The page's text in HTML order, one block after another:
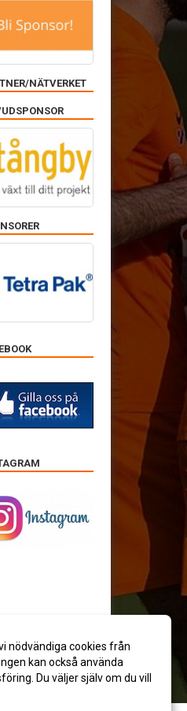
NÄTVERKET
nödvändiga cookies från
kan också använda
Du väljer själv om du vill